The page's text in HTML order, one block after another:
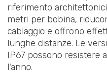
riferimento
metri per bobina,
cablaggio e offrono
lunghe distanze. Le
IP67 possono resistere
l'anno.